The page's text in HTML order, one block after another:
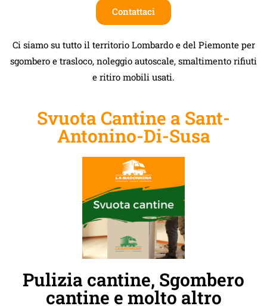
Contattaci
Ci siamo su tutto il territorio Lombardo e del Piemonte per
sgombero e trasloco, noleggio autoscale, smaltimento rifiuti
e ritiro mobili usati.
Svuota Cantine a Sant-
Antonino-Di-Susa
Pulizia cantine, Sgombero
cantine e molto altro